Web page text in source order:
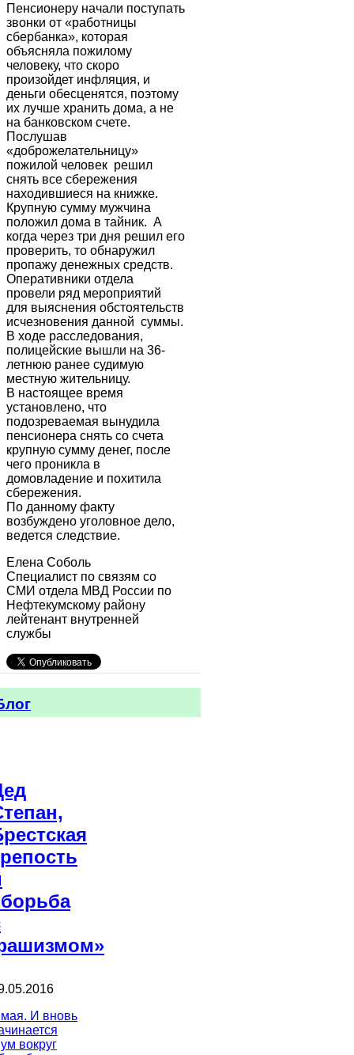
Пенсионеру начали поступать
звонки от «работницы
сбербанка», которая
объясняла пожилому
человеку, что скоро
произойдет инфляция, и
деньги обесценятся, поэтому
их лучше хранить дома, а не
на банковском счете.
Послушав
«доброжелательницу»
пожилой человек решил
снять все сбережения
находившиеся на книжке.
Крупную сумму мужчина
положил дома в тайник. А
когда через три дня решил его
проверить, то обнаружил
пропажу денежных средств.
Оперативники отдела
провели ряд мероприятий
для выяснения обстоятельств
исчезновения данной суммы.
В ходе расследования,
полицейские вышли на 36-
летнюю ранее судимую
местную жительницу.
В настоящее время
установлено, что
подозреваемая вынудила
пенсионера снять со счета
крупную сумму денег, после
чего проникла в
домовладение и похитила
сбережения.
По данному факту
возбуждено уголовное дело,
ведется следствие.
Елена Соболь
Специалист по связям со
СМИ отдела МВД России по
Нефтекумскому району
лейтенант внутренней
службы
И вновь
вокруг